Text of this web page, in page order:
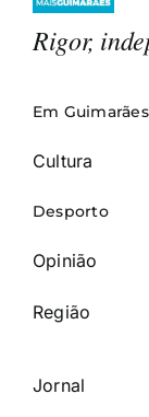
Rigor,
Em Guimarães
Cultura
Desporto
Opinião
Região
Jornal